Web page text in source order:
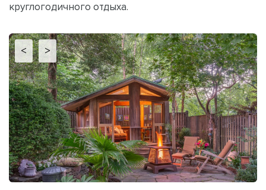
круглогодичного отдыха.
< >